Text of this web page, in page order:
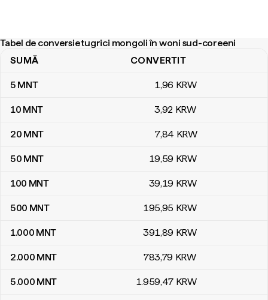
Tabel de conversie tugrici mongoli în woni sud-coreeni
Tabel de conversie tugrici mongoli în woni sud-coreeni
SUMĂ CONVERTIT
5 MNT 1,96 KRW
10 MNT 3,92 KRW
20 MNT 7,84 KRW
50 MNT 19,59 KRW
100 MNT 39,19 KRW
500 MNT 195,95 KRW
1.000 MNT 391,89 KRW
2.000 MNT 783,79 KRW
5.000 MNT 1.959,47 KRW